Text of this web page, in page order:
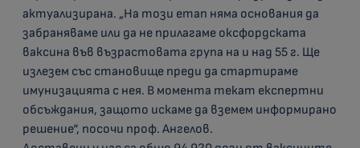
актуализирана. „На този етап няма основания да
забраняваме или да не прилагаме оксфордската
ваксина във възрастовата група на и над 55 г. Ще
излезем със становище преди да стартираме
имунизацията с нея. В момента текат експертни
обсъждания, защото искаме да вземем информирано
решение“, посочи проф. Ангелов.